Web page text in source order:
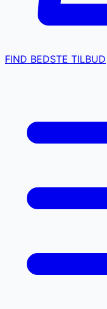
FIND BEDSTE TILBUD